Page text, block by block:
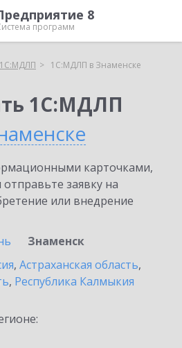
8
программ
1С:МДЛП 1С:МДЛП в Знаменске
1С:МДЛП
карточками,
заявку на
или внедрение
Знаменск
, Астраханская область,
, Республика Калмыкия